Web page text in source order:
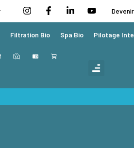
Filtration Bio Spa Bio Pilotage